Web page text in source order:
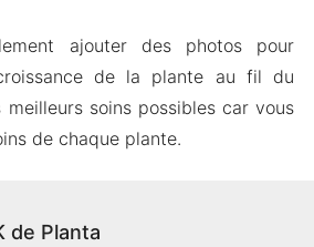
ajouter des photos pour
de la plante au fil du
soins possibles car vous
de chaque plante.
de Planta